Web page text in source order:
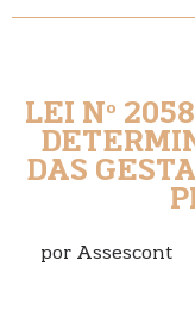
LEI Nº
DAS
por Assescont